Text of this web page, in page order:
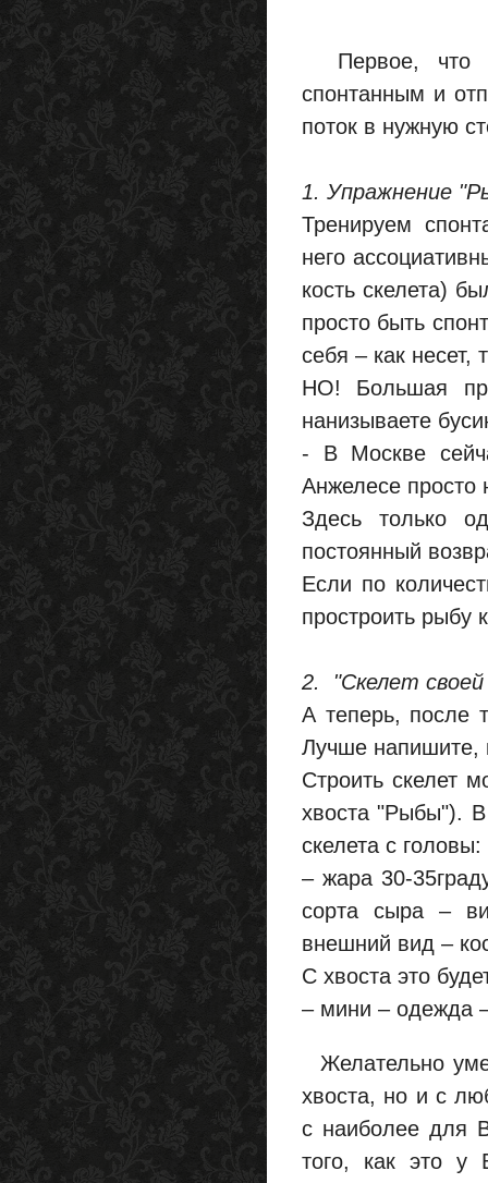
Первое, что
спонтанным и
поток в нужную
1. Упражнение
Тренируем
него
кость скелета)
просто быть
себя – как несет,
НО! Большая
нанизываете
- В Москве
Анжелесе
Здесь только
постоянный
Если по
простроить рыбу
2. "Скелет
А теперь, после
Лучше напишите,
Строить скелет
хвоста "Рыбы").
скелета с головы:
– жара 30-
сорта сыра –
внешний вид –
С хвоста это
– мини – одежда
Желательно
хвоста, но и с
с наиболее для
того, как это у